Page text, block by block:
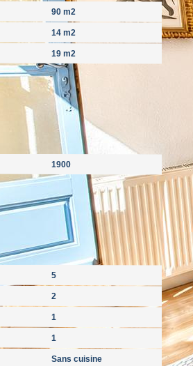
90 m2
14 m2
19 m2
1900
5
2
1
1
Sans cuisine